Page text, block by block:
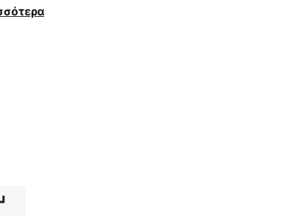
σχεδιασμός και το λευκό πλαίσιο